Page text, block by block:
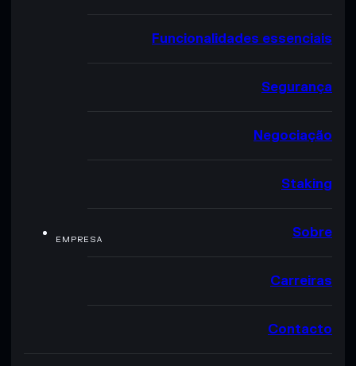
Funcionalidades essenciais
Segurança
Negociação
Staking
EMPRESA Sobre
Carreiras
Contacto